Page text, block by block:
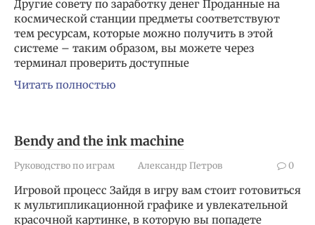
Другие совету по заработку денег Проданные на
космической станции предметы соответствуют
тем ресурсам, которые можно получить в этой
системе – таким образом, вы можете через
терминал проверить доступные
Читать полностью
Bendy and the ink machine
Руководство по играм Александр Петров 0
Игровой процесс Зайдя в игру вам стоит готовиться
к мультипликационной графике и увлекательной
красочной картинке, в которую вы попадете